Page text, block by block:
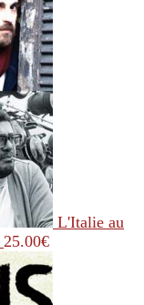
L'Italie au
25.00€